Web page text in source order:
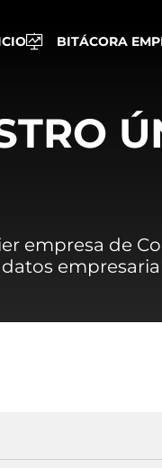
BITÁCORA
empresa de